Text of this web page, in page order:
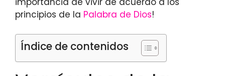
principios de la Palabra de Dios!
Índice de contenidos